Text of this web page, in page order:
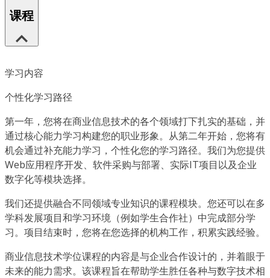
课程
学习内容
个性化学习路径
第一年，您将在商业信息技术的各个领域打下扎实的基础，并
通过核心能力学习构建您的职业形象。从第二年开始，您将有
机会通过补充能力学习，个性化您的学习路径。我们为您提供
Web应用程序开发、软件采购与部署、实际IT项目以及企业
数字化等模块选择。
我们还提供融合不同领域专业知识的课程模块。您还可以在多
学科发展项目和学习环境（例如学生合作社）中完成部分学
习。项目结束时，您将在您选择的机构工作，积累实践经验。
商业信息技术学位课程的内容是与企业合作设计的，并着眼于
未来的能力需求。该课程旨在帮助学生胜任各种与数字技术相